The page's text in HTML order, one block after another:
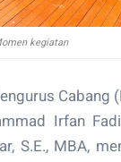
kegiatan
Cabang
Irfan
S.E., MBA,